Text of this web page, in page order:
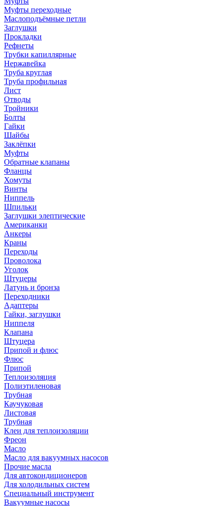
Муфты переходные
Маслоподъёмные петли
Заглушки
Прокладки
Рефнеты
Трубки капиллярные
Нержавейка
Труба круглая
Труба профильная
Лист
Отводы
Тройники
Болты
Гайки
Шайбы
Заклёпки
Муфты
Обратные клапаны
Фланцы
Хомуты
Винты
Ниппель
Шпильки
Заглушки элептические
Американки
Анкеры
Краны
Переходы
Проволока
Уголок
Штуцеры
Латунь и бронза
Переходники
Адаптеры
Гайки, заглушки
Ниппеля
Клапана
Штуцера
Припой и флюс
Флюс
Припой
Теплоизоляция
Полиэтиленовая
Трубная
Каучуковая
Листовая
Трубная
Клеи для теплоизоляции
Фреон
Масло
Масло для вакуумных насосов
Прочие масла
Для автокондиционеров
Для холодильных систем
Специальный инструмент
Вакуумные насосы